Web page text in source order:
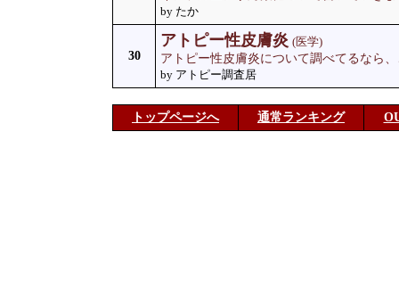
by たか
30
アトピー性皮膚炎 (医学)
アトピー性皮膚炎について調べてるなら
by アトピー調査居
トップページへ 通常ランキング